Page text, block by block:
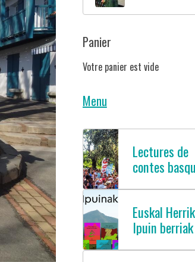
Panier
Votre panier est vide
Menu
Lectures de
contes
Euskal
Ipuin berriak